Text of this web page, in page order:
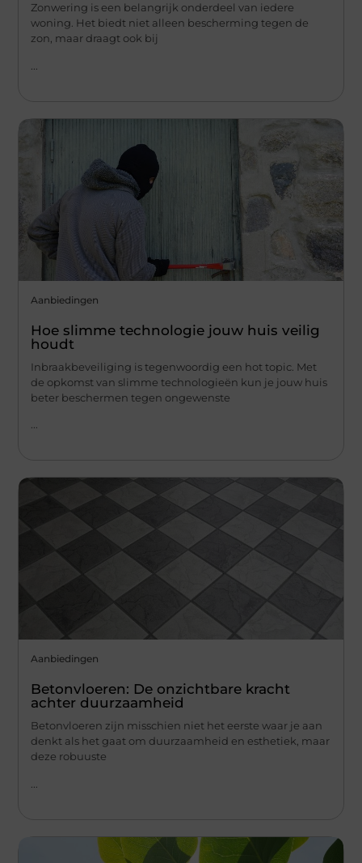
Zonwering is een belangrijk onderdeel van iedere
woning. Het biedt niet alleen bescherming tegen de
zon, maar draagt ook bij
Aanbiedingen
Hoe slimme technologie jouw huis veilig
houdt
Inbraakbeveiliging is tegenwoordig een hot topic. Met
de opkomst van slimme technologieën kun je jouw huis
beter beschermen tegen ongewenste
...
Aanbiedingen
Betonvloeren: De onzichtbare kracht
achter duurzaamheid
Betonvloeren zijn misschien niet het eerste waar je aan
denkt als het gaat om duurzaamheid en esthetiek, maar
deze robuuste